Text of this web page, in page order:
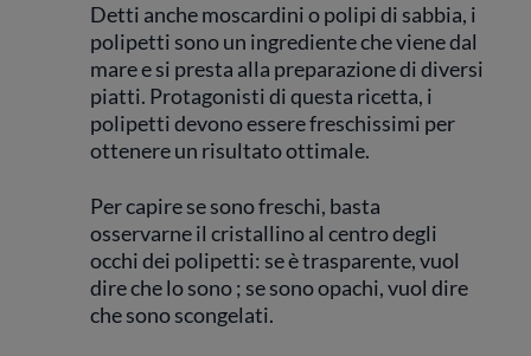
Detti anche moscardini o polipi di sabbia, i
polipetti sono un ingrediente che viene dal
mare e si presta alla preparazione di diversi
piatti. Protagonisti di questa ricetta, i
polipetti devono essere freschissimi per
ottenere un risultato ottimale.
Per capire se sono freschi, basta
osservarne il cristallino al centro degli
occhi dei polipetti: se è trasparente, vuol
dire che lo sono ; se sono opachi, vuol dire
che sono scongelati.